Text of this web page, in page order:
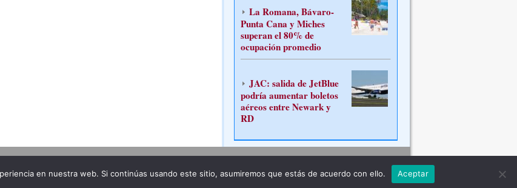
La Romana, Bávaro-
Punta Cana y Miches
superan el 80% de
ocupación promedio
JAC: salida de JetBlue
podría aumentar boletos
aéreos entre Newark y
RD
en nuestra web. Si continúas usando este sitio, asumiremos que estás de acuerdo con ello. Aceptar